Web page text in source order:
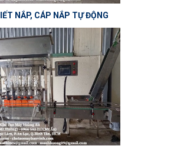
NẮP, CÁP NẮP TỰ ĐỘNG